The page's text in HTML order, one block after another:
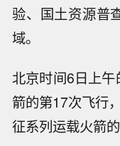
验、国土资源普查
域。
北京时间6日上
箭的第17次飞行
征系列运载火箭
纽约期金
01%。